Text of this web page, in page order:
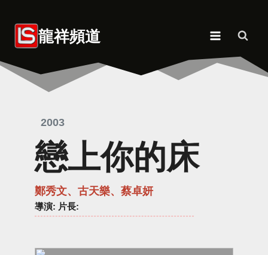
content 龍祥頻道
2003
戀上你的床
鄭秀文、古天樂、蔡卓妍
導演: 片長: